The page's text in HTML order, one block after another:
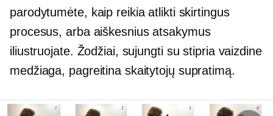
parodytumėte, kaip reikia atlikti skirtingus
procesus, arba aiškesnius atsakymus
iliustruojate. Žodžiai, sujungti su stipria vaizdine
medžiaga, pagreitina skaitytojų supratimą.